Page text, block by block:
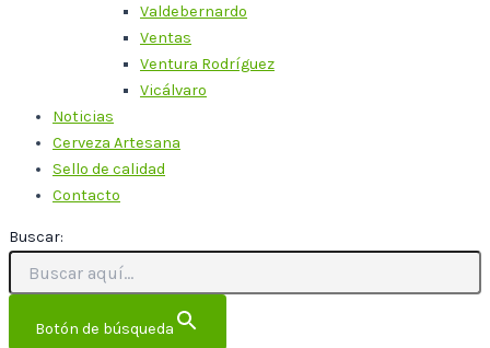
Valdebernardo
Ventas
Ventura Rodríguez
Vicálvaro
Noticias
Cerveza Artesana
Sello de calidad
Contacto
Buscar:
Botón de búsqueda